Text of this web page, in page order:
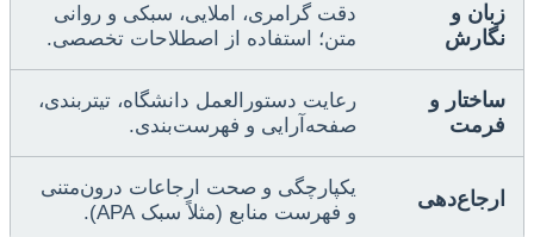
زبان و
نگارش
دقت گرامری، املایی، سبکی و روانی
متن؛ استفاده از اصطلاحات تخصصی.
ساختار و
فرمت
رعایت دستورالعمل دانشگاه، تیتربندی،
صفحه‌آرایی و فهرست‌بندی.
ارجاع‌دهی
یکپارچگی و صحت ارجاعات درون‌متنی
و فهرست منابع (مثلاً سبک APA).